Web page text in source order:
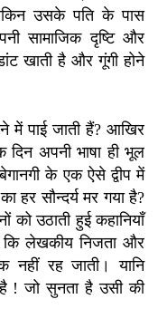
उसके पति के पास
सामाजिक दृष्टि और
खाती है और गूंगी होने
में पाई जाती हैं? आखिर
अपनी भाषा ही भूल
के एक ऐसे द्वीप में
हर सौन्दर्य मर गया है?
को उठाती हुई कहानियाँ
कि लेखकीय निजता और
नहीं रह जाती। यानि
है ! जो सुनता है उसी की